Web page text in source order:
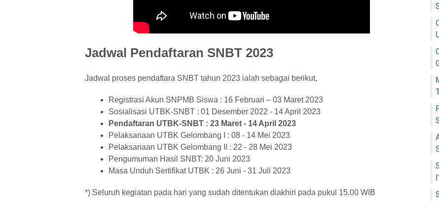
Jadwal Pendaftaran SNBT 2023
Jadwal proses pendaftara SNBT tahun 2023 ialah sebagai berikut,
Registrasi Akun SNPMB Siswa : 16 Februari – 03 Maret 2023
Sosialisasi UTBK-SNBT : 01 Desember 2022 - 14 April 2023
Pendaftaran UTBK-SNBT : 23 Maret - 14 April 2023
Pelaksanaan UTBK Gelombang I : 08 - 14 Mei 2023
Pelaksanaan UTBK Gelombang II : 22 - 28 Mei 2023
Pengumuman Hasil SNBT: 20 Juni 2023
Masa Unduh Sertifikat UTBK : 26 Juni - 31 Juli 2023
*) Seluruh kegiatan pada hari yang sudah ditentukan diakhiri pada pukul 15.00 WIB